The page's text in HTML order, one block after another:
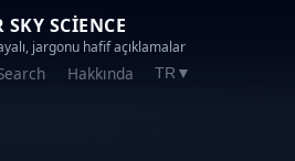
SKY SCIENCE
jargonu hafif açıklamalar
Hakkında TR ▼